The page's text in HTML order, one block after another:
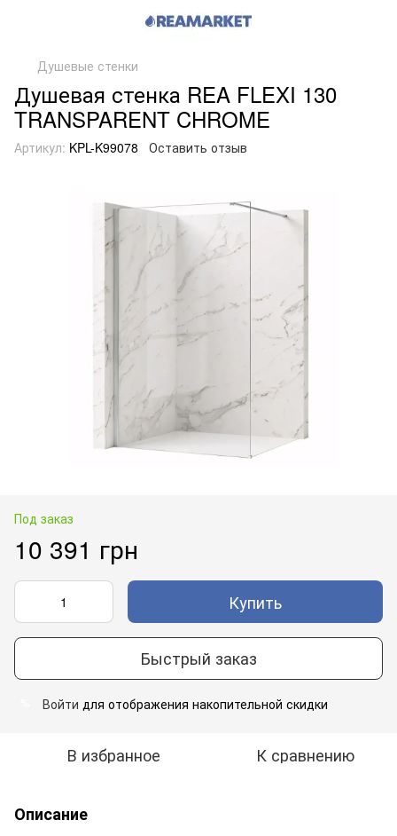
Душевые стенки
Душевая стенка REA FLEXI 130
TRANSPARENT CHROME
Артикул: KPL-K99078 Оставить отзыв
Под заказ
10 391 грн
Купить
Быстрый заказ
Войти для отображения накопительной скидки
В избранное К сравнению
Описание